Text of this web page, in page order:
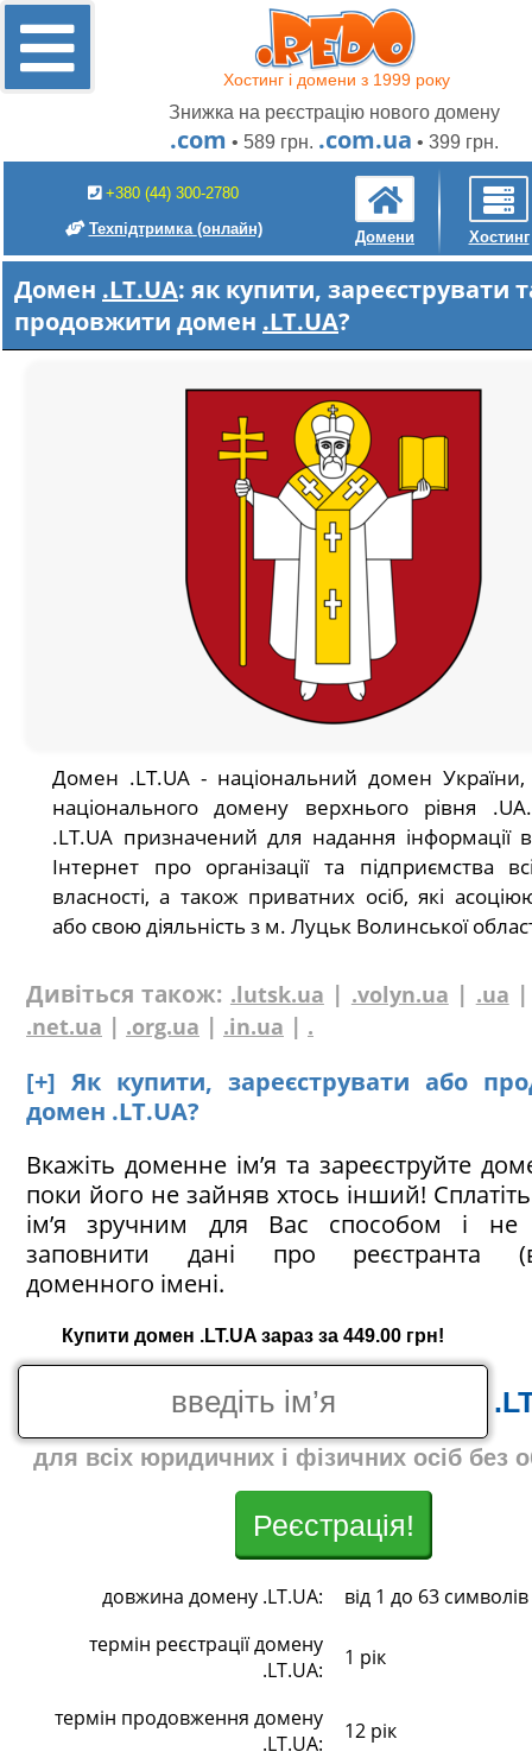
Хостинг і домени з 1999 року
Знижка на реєстрацію нового домену
.com • 589 грн. .com.ua • 399 грн.
+380 (44) 300-2780
Техпідтримка (онлайн) Домени Хостинг
Домен .LT.UA: як купити, зареєструвати
продовжити домен .LT.UA?
Домен .LT.UA - національний домен України,
національного домену верхнього рівня
.LT.UA призначений для надання інформації
Інтернет про організації та підприємства
власності, а також приватних осіб, які
або свою діяльність з м. Луцьк Волинської
Дивіться також: .lutsk.ua | .volyn.ua | .ua
.net.ua | .org.ua | .in.ua | .
[+] Як купити, зареєструвати або
домен .LT.UA?
Вкажіть доменне ім’я та зареєструйте
поки його не зайняв хтось інший!
ім’я зручним для Вас способом і не
заповнити дані про реєстранта
доменного імені.
Купити домен .LT.UA зараз за 449.00 грн!
для всіх юридичних і фізичних осіб без
Реєстрація!
довжина домену .LT.UA:
від 1 до 63 символів
термін реєстрації домену
.LT.UA:
1 рік
термін продовження домену
.LT.UA:
12 рік